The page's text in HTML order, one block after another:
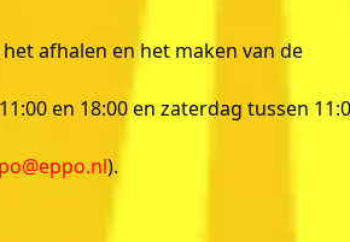
afhalen en het maken van de
en 18:00 en zaterdag tussen
).